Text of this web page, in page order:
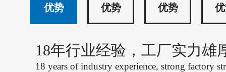
优势
优势
优势
18年行业经验，工厂实力雄
18 years of industry experience, strong factory